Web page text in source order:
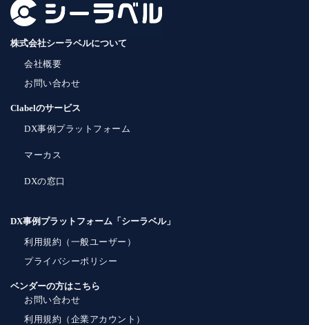
株式会社シーラベルについて
会社概要
お問い合わせ
Clabelのサービス
DX事例プラットフォーム
マーカス
DXの窓口
DX事例プラットフォーム「シーラベル」
利用規約（一般ユーザー）
プライバシーポリシー
ベンダーの方はこちら
お問い合わせ
利用規約（企業アカウント）